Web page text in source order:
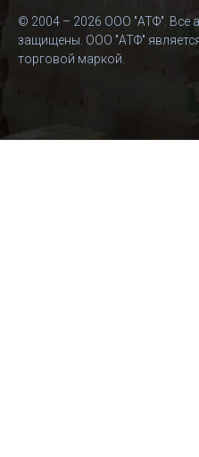
© 2004 – 2026 ООО "АТФ". Все
защищены. ООО "АТФ"
торговой маркой.